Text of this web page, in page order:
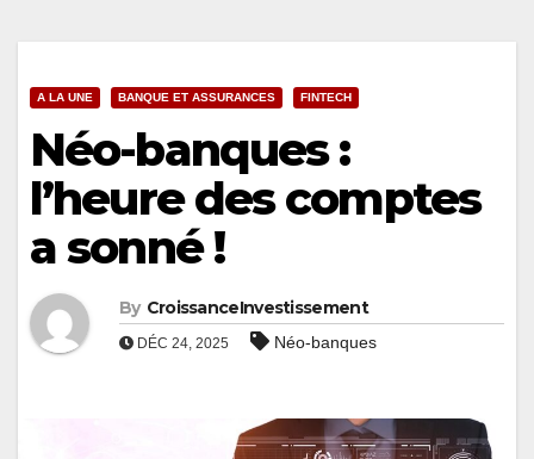
A LA UNE BANQUE ET ASSURANCES FINTECH
Néo-banques :
l’heure des comptes
a sonné !
By CroissanceInvestissement
DÉC 24, 2025 Néo-banques